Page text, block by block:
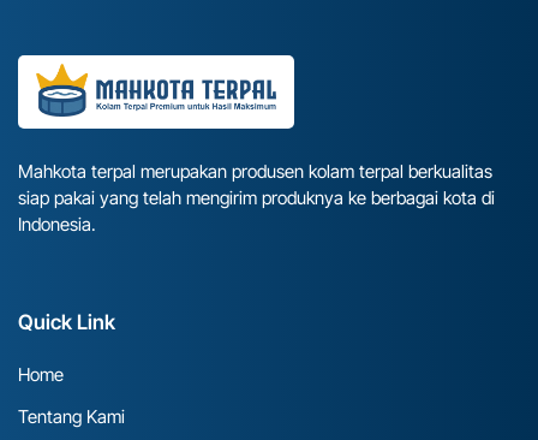
Mahkota terpal merupakan produsen kolam terpal berkualitas
siap pakai yang telah mengirim produknya ke berbagai kota di
Indonesia.
Quick Link
Home
Tentang Kami